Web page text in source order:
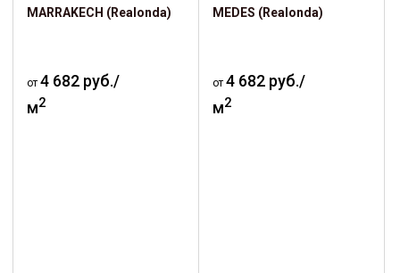
MARRAKECH (Realonda)
от 4 682 руб./
м2
MEDES (Realonda)
от 4 682 руб./
м2